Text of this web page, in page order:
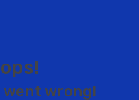
ops!
went wrong!